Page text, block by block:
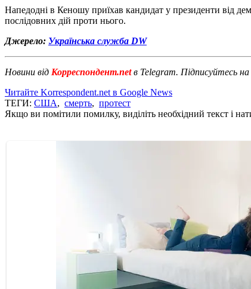
Напедодні в Кеношу приїхав кандидат у президенти від
послідовних дій проти нього.
Джерело: Українська служба DW
Новини від Корреспондент.netв Telegram. Підписуйтесь
Читайте Korrespondent.net в Google News
ТЕГИ: США, смерть, протест
Якщо ви помітили помилку, виділіть необхідний текст і